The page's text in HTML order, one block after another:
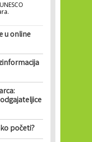
u online
početi?